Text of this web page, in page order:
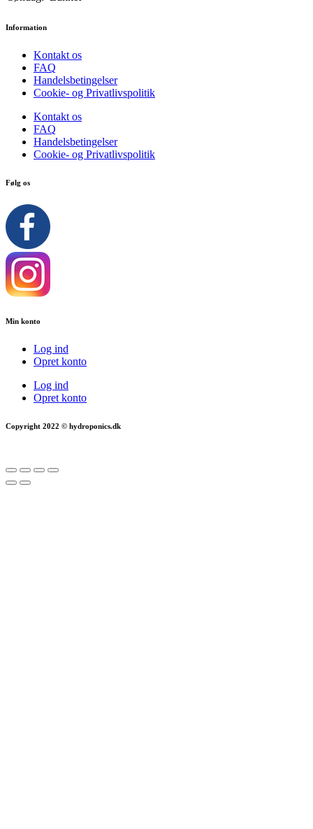
Information
Kontakt os
FAQ
Handelsbetingelser
Cookie- og Privatlivspolitik
Kontakt os
FAQ
Handelsbetingelser
Cookie- og Privatlivspolitik
Følg os
Min konto
Log ind
Opret konto
Log ind
Opret konto
Copyright 2022 © hydroponics.dk